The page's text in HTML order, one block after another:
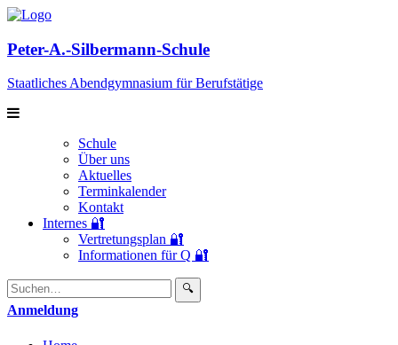
Peter-A.-Silbermann-Schule
Staatliches Abendgymnasium für Berufstätige
Schule
Über uns
Aktuelles
Terminkalender
Kontakt
Internes 🔐
Vertretungsplan 🔐
Informationen für Q 🔐
Suchen:
Enviar
búsqueda
🔍
Anmeldung